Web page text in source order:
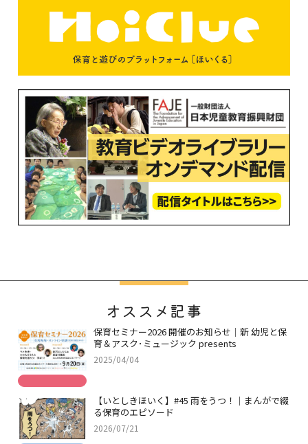
オススメ記事
保育セミナー2026 開催のお知らせ｜新 幼児と保
育＆アスク･ミュージック presents
2025/04/04
【いとしきほいく】#45 雨をうつ！｜まんがで綴
る保育のエピソード
2026/07/21